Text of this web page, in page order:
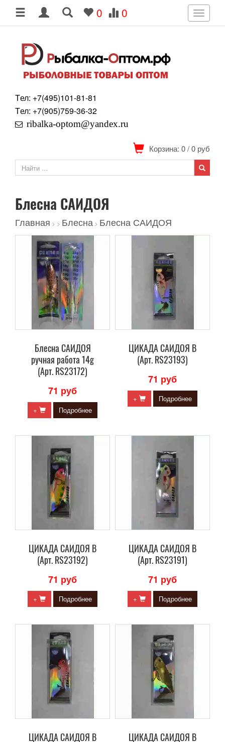
0 0
Toggle
Tел: +7(495)101-81-81
Tел: +7(905)759-36-32
ribalka-optom@yandex.ru
Корзина: 0/0 руб
Блесна САИДОЯ
Главная > > Блесна > Блесна САИДОЯ
Блесна САИДОЯ
ручная работа 14g
(Арт. RS23172)
71 руб
+ Подробнее
ЦИКАДА САИДОЯ В
(Арт. RS23193)
71 руб
+ Подробнее
ЦИКАДА САИДОЯ В
(Арт. RS23192)
71 руб
+ Подробнее
ЦИКАДА САИДОЯ В
(Арт. RS23191)
71 руб
+ Подробнее
ЦИКАДА САИДОЯ В
ЦИКАДА САИДОЯ В